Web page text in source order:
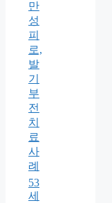
만
성
피
로,
발
기
부
전
치
료
사
례
53
세